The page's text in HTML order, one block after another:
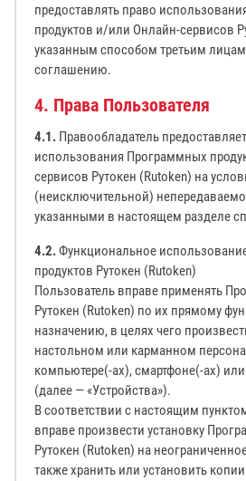
предоставлять право
продуктов и/или Онлайн-сервисов
указанным способом третьим
соглашению.
4. Права Пользователя
4.1. Правообладатель
использования Программных
сервисов Рутокен (Rutoken) на
(неисключительной)
указанными в настоящем разделе
4.2.Функциональное
продуктов Рутокен (Rutoken)
Пользователь вправе применять
Рутокен (Rutoken) по их прямому
назначению, в целях чего
настольном или карманном
компьютере(-ах), смартфоне(-ах) или
(далее — «Устройства»).
В соответствии с настоящим
вправе произвести установку
Рутокен (Rutoken) на
также хранить или установить